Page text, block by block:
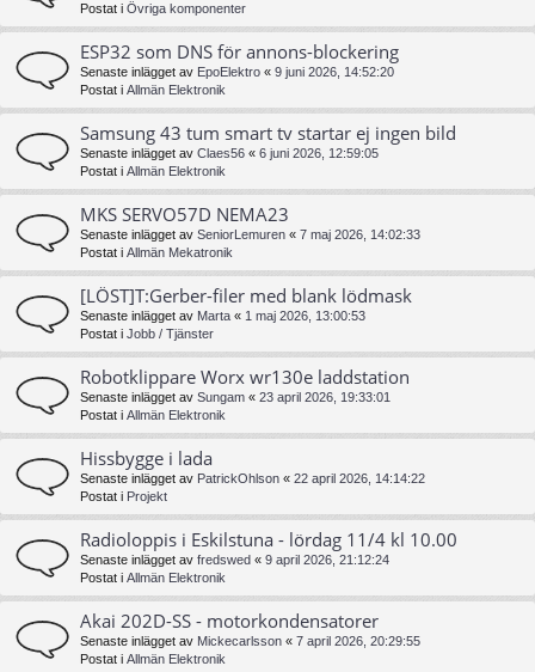
Postat i Övriga komponenter
ESP32 som DNS för annons-blockering
Senaste inlägget av EpoElektro « 9 juni 2026, 14:52:20
Postat i Allmän Elektronik
Samsung 43 tum smart tv startar ej ingen bild
Senaste inlägget av Claes56 « 6 juni 2026, 12:59:05
Postat i Allmän Elektronik
MKS SERVO57D NEMA23
Senaste inlägget av SeniorLemuren « 7 maj 2026, 14:02:33
Postat i Allmän Mekatronik
[LÖST]T:Gerber-filer med blank lödmask
Senaste inlägget av Marta « 1 maj 2026, 13:00:53
Postat i Jobb / Tjänster
Robotklippare Worx wr130e laddstation
Senaste inlägget av Sungam « 23 april 2026, 19:33:01
Postat i Allmän Elektronik
Hissbygge i lada
Senaste inlägget av PatrickOhlson « 22 april 2026, 14:14:22
Postat i Projekt
Radioloppis i Eskilstuna - lördag 11/4 kl 10.00
Senaste inlägget av fredswed « 9 april 2026, 21:12:24
Postat i Allmän Elektronik
Akai 202D-SS - motorkondensatorer
Senaste inlägget av Mickecarlsson « 7 april 2026, 20:29:55
Postat i Allmän Elektronik